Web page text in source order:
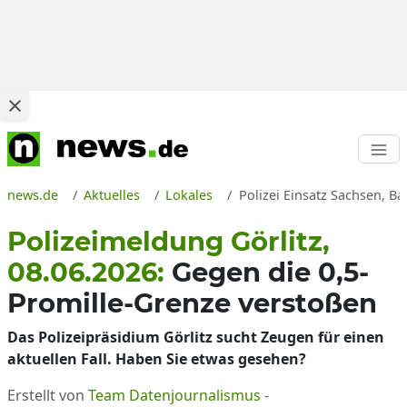
news.de Aktuelles Lokales Polizei Einsatz Sachsen,
Polizeimeldung Görlitz,
08.06.2026: Gegen die 0,5-
Promille-Grenze verstoßen
Das Polizeipräsidium Görlitz sucht Zeugen für einen
aktuellen Fall. Haben Sie etwas gesehen?
Erstellt von Team Datenjournalismus -